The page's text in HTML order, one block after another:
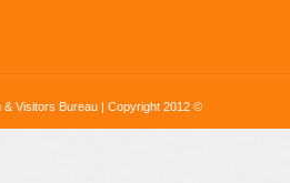
& Visitors Bureau | Copyright 2012 ©